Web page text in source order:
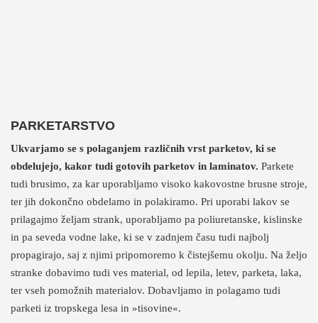
PARKETARSTVO
Ukvarjamo se s polaganjem različnih vrst parketov, ki se
obdelujejo, kakor tudi gotovih parketov in laminatov. Parkete
tudi brusimo, za kar uporabljamo visoko kakovostne brusne stroje,
ter jih dokončno obdelamo in polakiramo. Pri uporabi lakov se
prilagajmo željam strank, uporabljamo pa poliuretanske, kislinske
in pa seveda vodne lake, ki se v zadnjem času tudi najbolj
propagirajo, saj z njimi pripomoremo k čistejšemu okolju. Na željo
stranke dobavimo tudi ves material, od lepila, letev, parketa, laka,
ter vseh pomožnih materialov. Dobavljamo in polagamo tudi
parketi iz tropskega lesa in »tisovine«.